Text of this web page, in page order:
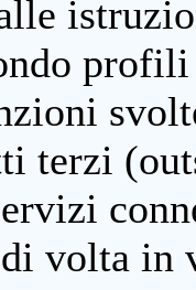
terzi
volta in